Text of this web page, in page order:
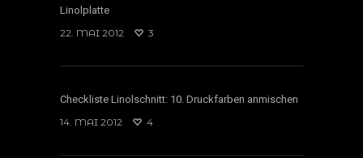
Linolplatte
22. MAI 2012
3
Checkliste Linolschnitt: 10. Druckfarben anmischen
14. MAI 2012
4